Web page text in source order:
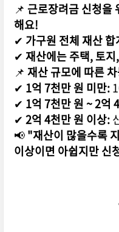
📌 근로장려금 신청을
해요!
✔ 가구원 전체 재산
✔ 재산에는 주택, 토
📌 재산 규모에 따른
✔ 1억 7천만 원 미만:
✔ 1억 7천만 원 ~ 2억
✔ 2억 4천만 원 이상:
📢"재산이 많을수록
이상이면 아쉽지만 신